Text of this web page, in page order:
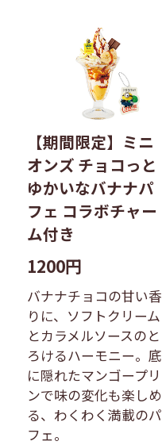
【期間限定】ミニ
オンズ チョコっと
ゆかいなバナナパ
フェ コラボチャー
ム付き
1200円
バナナチョコの甘い香
りに、ソフトクリーム
とカラメルソースのと
ろけるハーモニー。底
に隠れたマンゴープリ
ンで味の変化も楽しめ
る、わくわく満載のパ
フェ。